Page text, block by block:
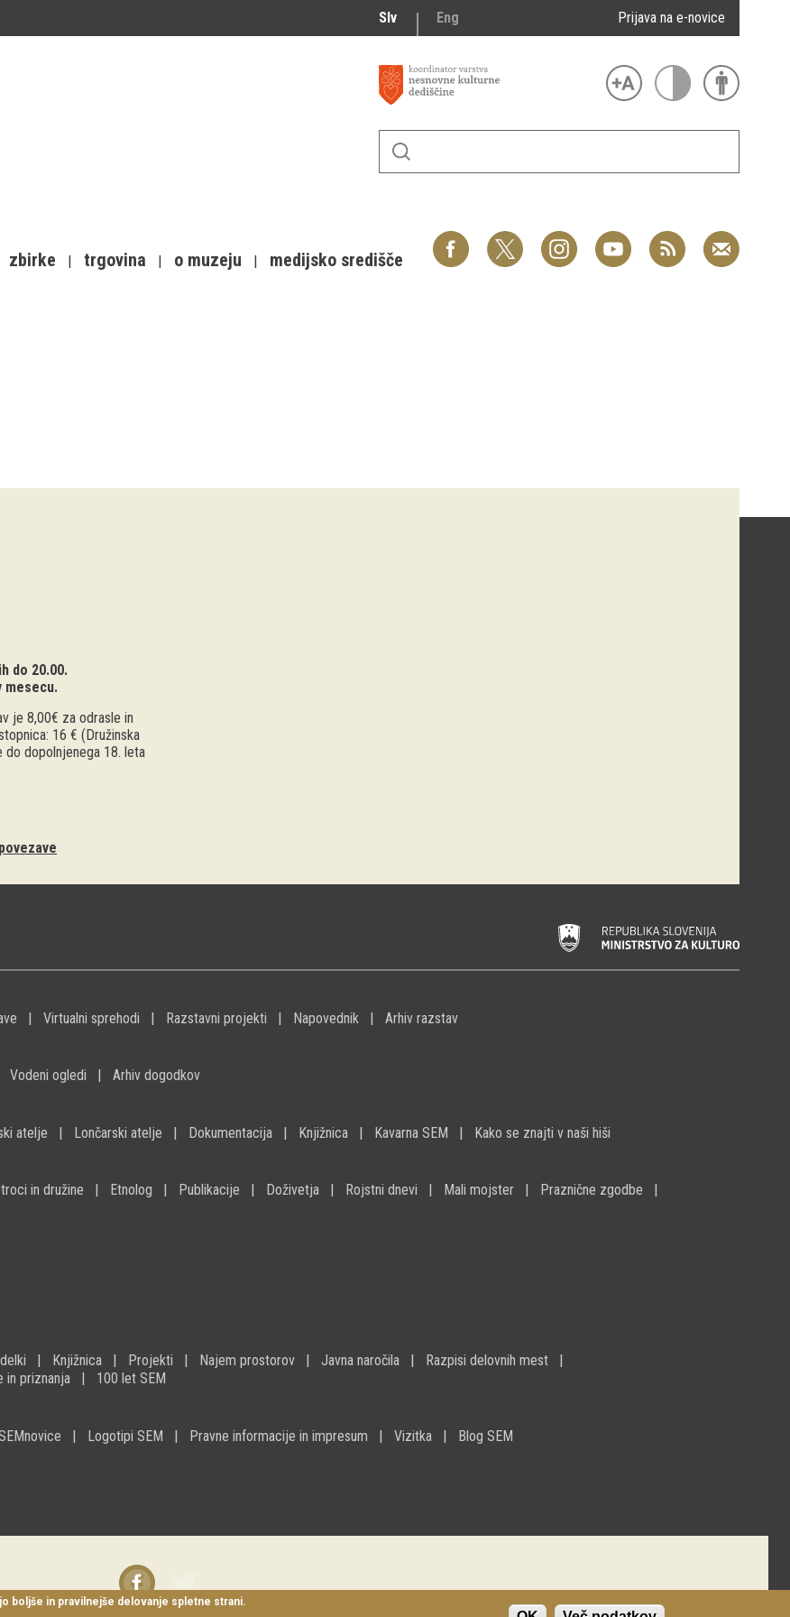
Slv Eng Prijava na e-novice
zbirke trgovina o muzeju medijsko središče
do 20.00.
mesecu.
je 8,00€ za odrasle in
16 € (Družinska
dopolnjenega 18. leta
Virtualni sprehodi Razstavni projekti Napovednik Arhiv razstav
Vodeni ogledi Arhiv dogodkov
atelje Lončarski atelje Dokumentacija Knjižnica Kavarna SEM Kako se znajti v naši hiši
in družine Etnolog Publikacije Doživetja Rojstni dnevi Mali mojster
Praznične zgodbe
Knjižnica Projekti Najem prostorov Javna naročila
Razpisi delovnih mest
in priznanja 100 let SEM
Logotipi SEM Pravne informacije in impresum Vizitka Blog SEM
boljše in pravilnejše delovanje spletne strani.